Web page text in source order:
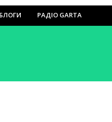
БЛОГИ РАДІО GARTA